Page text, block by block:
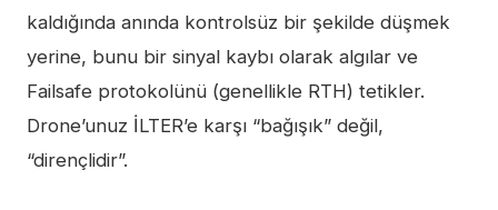
kaldığında anında kontrolsüz bir şekilde düşmek
yerine, bunu bir sinyal kaybı olarak algılar ve
Failsafe protokolünü (genellikle RTH) tetikler.
Drone’unuz İLTER’e karşı “bağışık” değil,
“dirençlidir”.